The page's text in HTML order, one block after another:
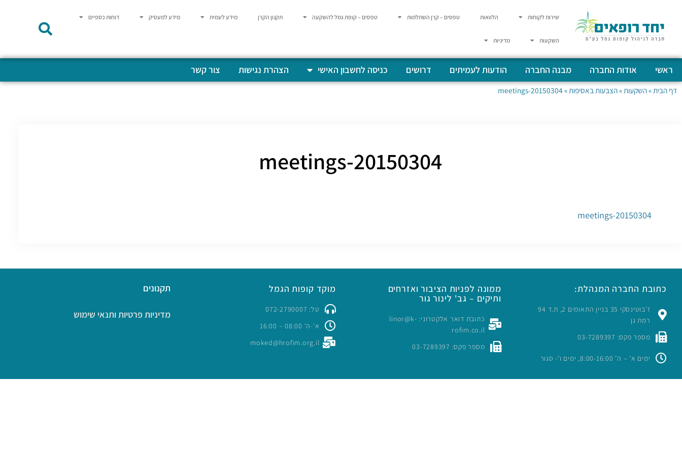
שירות לקוחות הלוואות טפסים – קרן השתלמות טפסים – קופת גמל להשקעה תקנון הקרן מידע לעמית מידע למעסיק דוחות כספיים
השקעות מדיניות
ראשי אודות החברה מבנה החברה הודעות לעמיתים דרושים כניסה לחשבון האישי הצהרת נגישות צור קשר
דף הבית »השקעות »הצבעות באסיפות »
20150304-meetings
20150304-meetings
20150304-meetings
כתובת החברה המנהלת:
ז’בוטינסקי 35 בניין התאומים 2, ת.ד 94
רמת גן
מספר פקס: 03-7289397
ימים א’ – ה’ 8:00-16:00, ימים ו’- סגור
ממונה לפניות הציבור ואזרחים
ותיקים – גב' לינור גור
כתובת דואר אלקטרוני: linor@k-
rofim.co.il
מספר פקס: 03-7289397
מוקד קופות הגמל
טל: 072-2790007
א'-ה' 08:00 – 16:00
moked@hrofim.org.il
תקנונים
מדיניות פרטיות ותנאי שימוש